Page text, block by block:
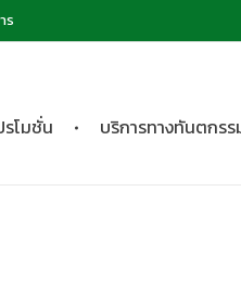
ร
รโมชั่น บริการทางทันตกรร